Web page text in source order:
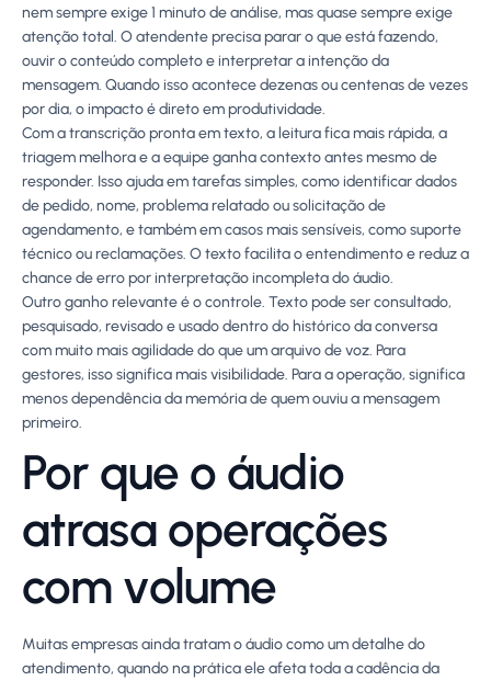
nem sempre exige 1 minuto de análise, mas quase sempre exige
atenção total. O atendente precisa parar o que está fazendo,
ouvir o conteúdo completo e interpretar a intenção da
mensagem. Quando isso acontece dezenas ou centenas de vezes
por dia, o impacto é direto em produtividade.
Com a transcrição pronta em texto, a leitura fica mais rápida, a
triagem melhora e a equipe ganha contexto antes mesmo de
responder. Isso ajuda em tarefas simples, como identificar dados
de pedido, nome, problema relatado ou solicitação de
agendamento, e também em casos mais sensíveis, como suporte
técnico ou reclamações. O texto facilita o entendimento e reduz a
chance de erro por interpretação incompleta do áudio.
Outro ganho relevante é o controle. Texto pode ser consultado,
pesquisado, revisado e usado dentro do histórico da conversa
com muito mais agilidade do que um arquivo de voz. Para
gestores, isso significa mais visibilidade. Para a operação, significa
menos dependência da memória de quem ouviu a mensagem
primeiro.
Por que o áudio
atrasa operações
com volume
Muitas empresas ainda tratam o áudio como um detalhe do
atendimento, quando na prática ele afeta toda a cadência da